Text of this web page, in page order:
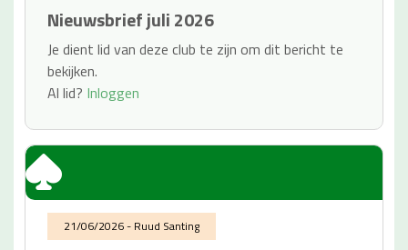
Nieuwsbrief juli 2026
Je dient lid van deze club te zijn om dit bericht te
bekijken.
Al lid? Inloggen
21/06/2026 - Ruud Santing